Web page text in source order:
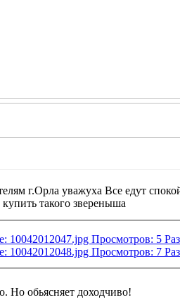
г.Орла уважуха Все едут
такого звереныша
Но обьясняет доходчиво!